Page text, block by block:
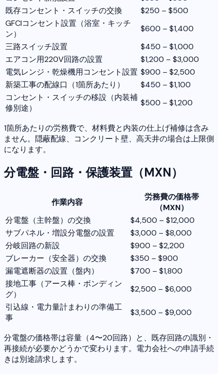
既存コンセント・スイッチの交換
$250 – $500
GFCIコンセント設置（浴室・キッチ
ン）
$600 – $1,400
三路スイッチ設置
$450 – $1,000
エアコン用220V回路の設置
$1,200 – $3,000
電気レンジ・乾燥機用コンセント設置 $900 – $2,500
新築工事の配線口（1箇所あたり）
$450 – $1,100
コンセント・スイッチの移設（内装補
修別途）
$500 – $1,200
1箇所あたりの労務費で、材料費と内装の仕上げ補修は含み
ません。隠蔽配線、コンクリート壁、高天井の場合は上限側
になります。
分電盤・回路・保護装置（MXN）
作業内容
労務費の価格帯
（MXN）
分電盤（主幹盤）の交換
$4,500 – $12,000
サブパネル・増設分電盤の設置
$3,000 – $8,000
分岐回路の新設
$900 – $2,200
ブレーカー（安全器）の交換
$350 – $900
漏電遮断器の設置（盤内）
$700 – $1,800
接地工事（アース棒・ボンディン
グ）
$2,500 – $6,000
引込線・電力量計まわりの準備工
事
$3,500 – $9,000
分電盤の価格帯は容量（4〜20回路）と、既存回路の識別・
再接続が必要かどうかで変わります。電力会社への申請手続
きは別途請求します。